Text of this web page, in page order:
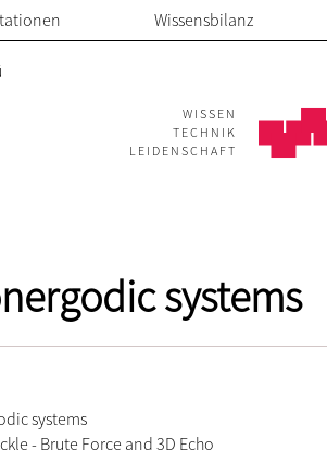
Wissensbilanz
WISSEN
TECHNIK
LEIDENSCHAFT
systems
systems
- Brute Force and 3D Echo